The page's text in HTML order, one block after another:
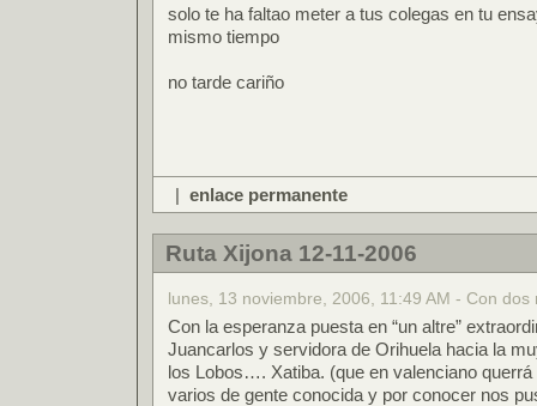
solo te ha faltao meter a tus colegas en tu
mismo tiempo
no tarde cariño
| enlace permanente
Ruta Xijona 12-11-2006
lunes, 13 noviembre, 2006, 11:49 AM - Con
Con la esperanza puesta en “un altre”
Juancarlos y servidora de Orihuela hacia la
los Lobos…. Xatiba. (que en valenciano
varios de gente conocida y por conocer nos